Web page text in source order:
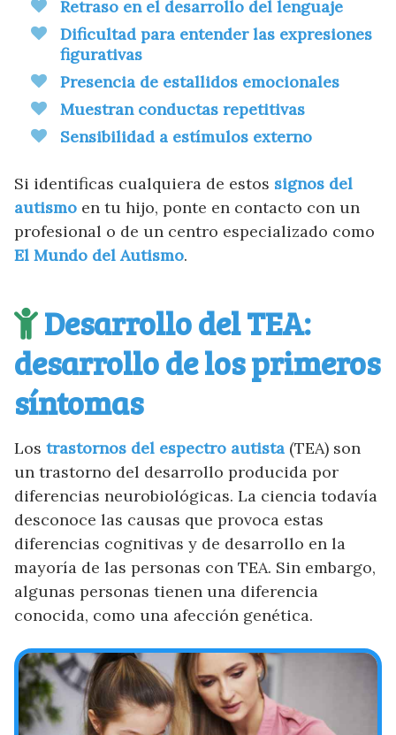
Retraso en el desarrollo del lenguaje
Dificultad para entender las expresiones
figurativas
Presencia de estallidos emocionales
Muestran conductas repetitivas
Sensibilidad a estímulos externo
Si identificas cualquiera de estos signos del
autismo en tu hijo, ponte en contacto con un
profesional o de un centro especializado como
El Mundo del Autismo.
Desarrollo del TEA:
desarrollo de los primeros
síntomas
Los trastornos del espectro autista (TEA) son
un trastorno del desarrollo producida por
diferencias neurobiológicas. La ciencia todavía
desconoce las causas que provoca estas
diferencias cognitivas y de desarrollo en la
mayoría de las personas con TEA. Sin embargo,
algunas personas tienen una diferencia
conocida, como una afección genética.